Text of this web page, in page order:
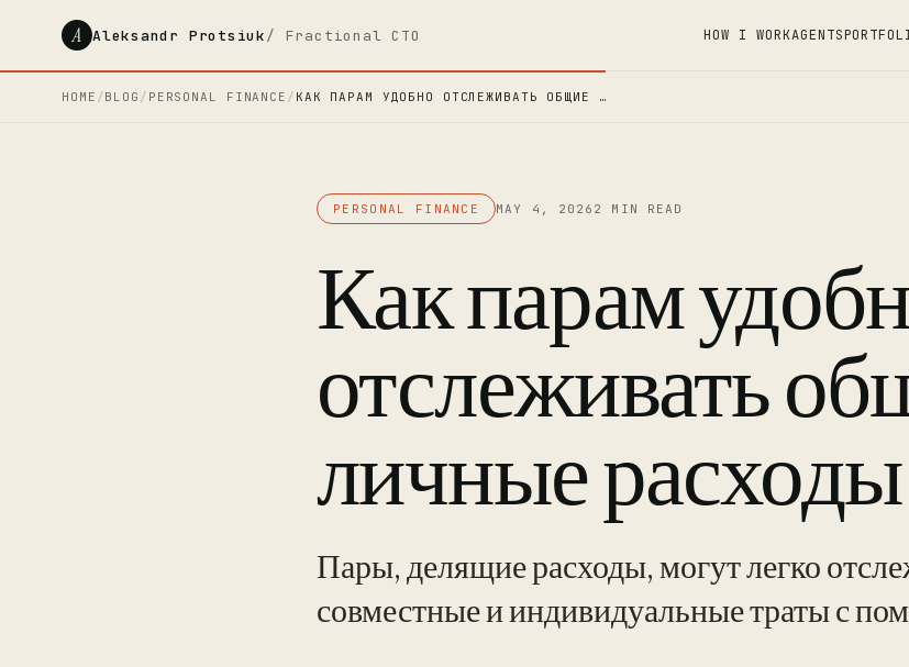
A Aleksandr Protsiuk/ Fractional CTO HOW I WORKAGENTS
HOME /BLOG / PERSONAL FINANCE / КАК ПАРАМ УДОБНО ОТСЛЕЖИВАТЬ ОБЩИЕ …
PERSONAL FINANCE MAY 4, 2026 2 MIN READ
Как парам
отслеживать
личные расходы
Пары, делящие расходы, могут легко
совместные и индивидуальные траты с